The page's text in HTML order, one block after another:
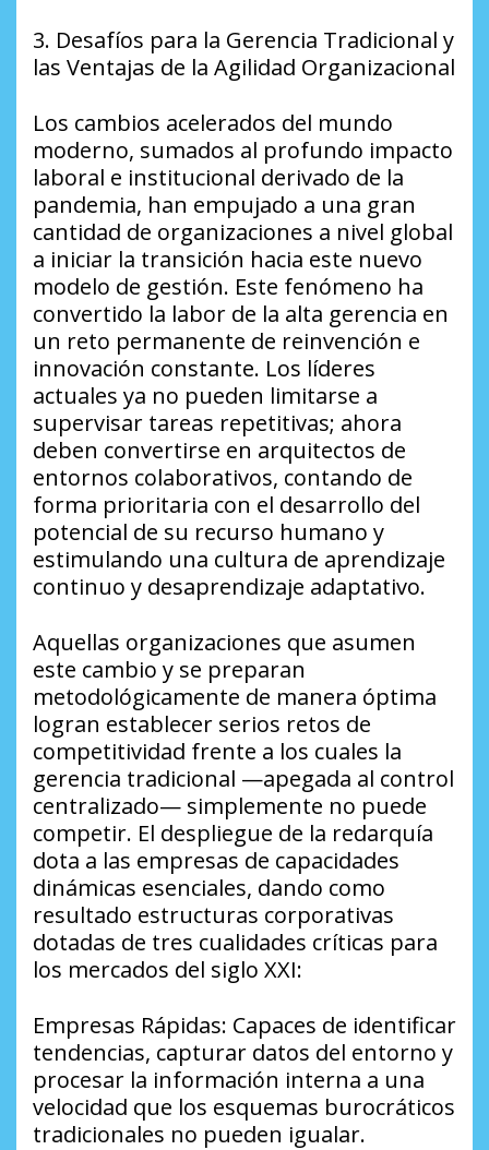
​3. Desafíos para la Gerencia Tradicional y
las Ventajas de la Agilidad Organizacional
​Los cambios acelerados del mundo
moderno, sumados al profundo impacto
laboral e institucional derivado de la
pandemia, han empujado a una gran
cantidad de organizaciones a nivel global
a iniciar la transición hacia este nuevo
modelo de gestión. Este fenómeno ha
convertido la labor de la alta gerencia en
un reto permanente de reinvención e
innovación constante. Los líderes
actuales ya no pueden limitarse a
supervisar tareas repetitivas; ahora
deben convertirse en arquitectos de
entornos colaborativos, contando de
forma prioritaria con el desarrollo del
potencial de su recurso humano y
estimulando una cultura de aprendizaje
continuo y desaprendizaje adaptativo.
​Aquellas organizaciones que asumen
este cambio y se preparan
metodológicamente de manera óptima
logran establecer serios retos de
competitividad frente a los cuales la
gerencia tradicional —apegada al control
centralizado— simplemente no puede
competir. El despliegue de la redarquía
dota a las empresas de capacidades
dinámicas esenciales, dando como
resultado estructuras corporativas
dotadas de tres cualidades críticas para
los mercados del siglo XXI:
​Empresas Rápidas: Capaces de identificar
tendencias, capturar datos del entorno y
procesar la información interna a una
velocidad que los esquemas burocráticos
tradicionales no pueden igualar.